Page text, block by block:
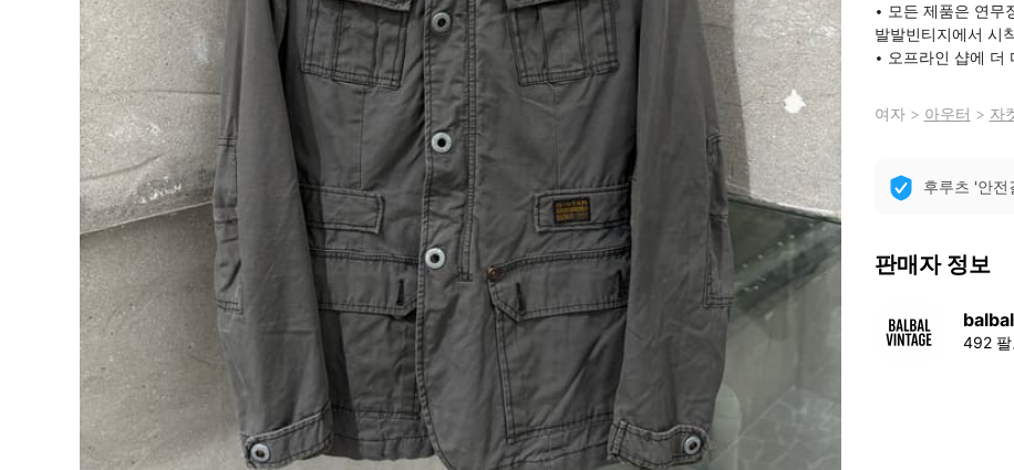
• 모든 제품은 연무
발발빈티지에서 시
• 오프라인 샵에 더
여자> 아우터 > 자
후루츠 '안전
판매자 정보
492 팔